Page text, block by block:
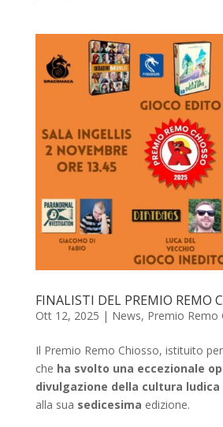
FINALISTI DEL PREMIO REMO
Ott 12, 2025 | News, Premio Remo
Il Premio Remo Chiosso, istituito
che ha svolto una eccezionale
divulgazione della cultura ludica
alla sua sedicesima edizione.